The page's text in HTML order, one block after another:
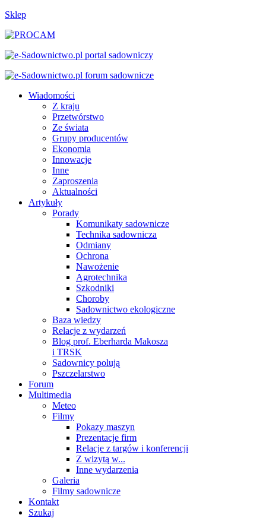
Sklep
Wiadomości
Z kraju
Przetwórstwo
Ze świata
Grupy producentów
Ekonomia
Innowacje
Inne
Zaproszenia
Aktualności
Artykuły
Porady
Komunikaty sadownicze
Technika sadownicza
Odmiany
Ochrona
Nawożenie
Agrotechnika
Szkodniki
Choroby
Sadownictwo ekologiczne
Baza wiedzy
Relacje z wydarzeń
Blog prof. Eberharda Makosza
i TRSK
Sadownicy polują
Pszczelarstwo
Forum
Multimedia
Meteo
Filmy
Pokazy maszyn
Prezentacje firm
Relacje z targów i konferencji
Z wizytą w...
Inne wydarzenia
Galeria
Filmy sadownicze
Kontakt
Szukaj